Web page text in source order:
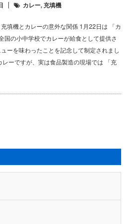
カレー,充填機
填機とカレーの意外な関係 1月22日は 「カ
国の小中学校でカレーが給食として提供さ
ーを味わったことを記念して制定されまし
ーですが、実は食品製造の現場では 「充